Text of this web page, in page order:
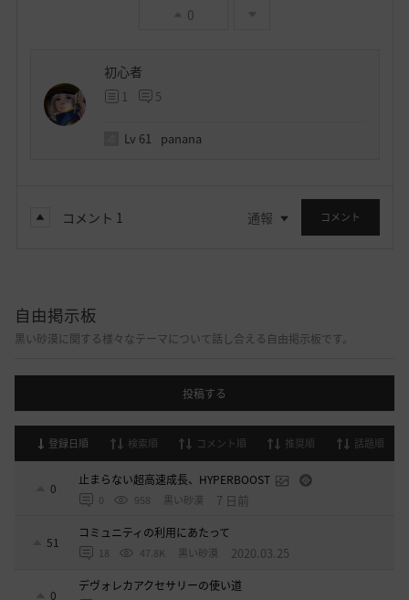
0
初心者
1 5
Lv 61 panana
コメント 1 通報 コメント
自由掲示板
黒い砂漠に関する様々なテーマについて話し合える自由掲示板です。
投稿する
登録日順 検索順 コメント順 推奨順 話題順
0
止まらない超高速成長、HYPERBOOST
0 958 黒い砂漠 7 日前
51
コミュニティの利用にあたって
18 47.8K 黒い砂漠 2020.03.25
0
デヴォレカアクセサリーの使い道